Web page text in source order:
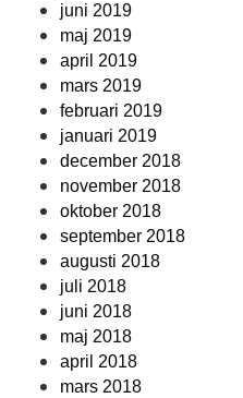
juni 2019
maj 2019
april 2019
mars 2019
februari 2019
januari 2019
december 2018
november 2018
oktober 2018
september 2018
augusti 2018
juli 2018
juni 2018
maj 2018
april 2018
mars 2018